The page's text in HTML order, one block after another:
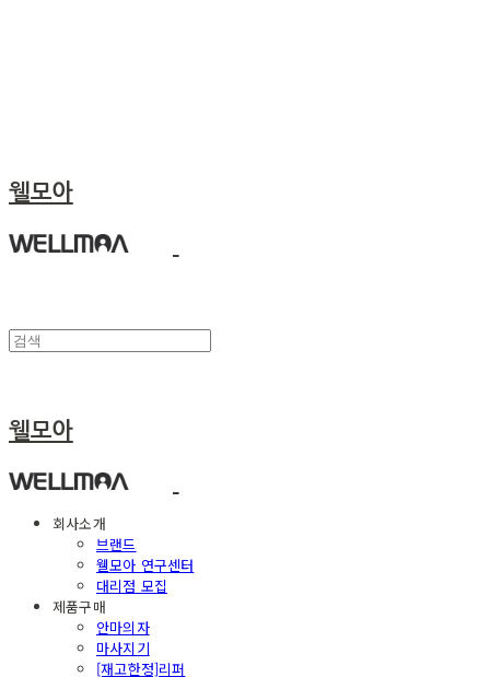
웰모아
웰모아
회사소개
브랜드
웰모아 연구센터
대리점 모집
제품구매
안마의자
마사지기
[재고한정]리퍼